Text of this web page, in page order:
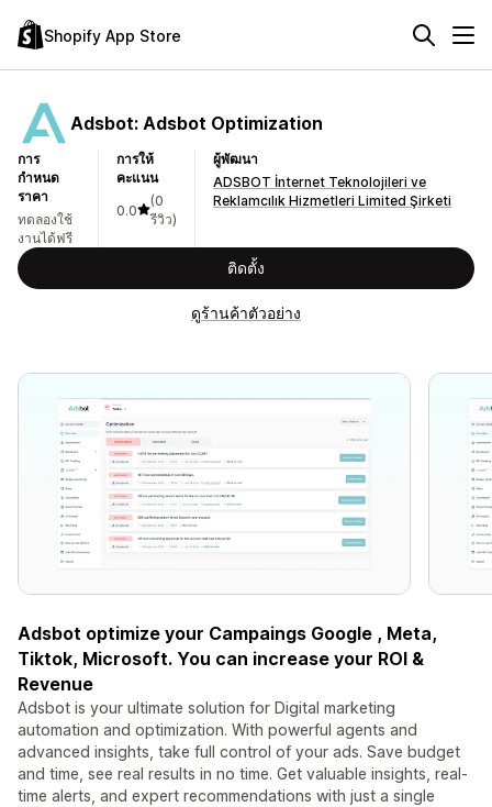
Shopify App Store
Adsbot: Adsbot Optimization
การ
กำหนด
ราคา
ทดลองใช้
งานได้ฟรี
การให้
คะแนน
0.0
(0
รีวิว)
ผู้พัฒนา
ADSBOT İnternet Teknolojileri ve
Reklamcılık Hizmetleri Limited Şirketi
ติดตั้ง
ดูร้านค้าตัวอย่าง
Adsbot optimize your Campaings Google , Meta,
Tiktok, Microsoft. You can increase your ROI &
Revenue
Adsbot is your ultimate solution for Digital marketing
automation and optimization. With powerful agents and
advanced insights, take full control of your ads. Save budget
and time, see real results in no time. Get valuable insights, real-
time alerts, and expert recommendations with just a single